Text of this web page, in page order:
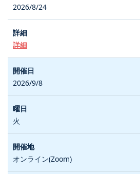
2026/8/24
詳細
2026/9/8
火
オンライン(Zoom)